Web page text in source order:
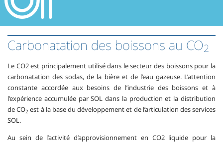
Carbonatation des boissons au CO2
Le CO2 est principalement utilisé dans le secteur des boissons pour la
carbonatation des sodas, de la bière et de l’eau gazeuse. L’attention
constante accordée aux besoins de l’industrie des boissons et à
l’expérience accumulée par SOL dans la production et la distribution
de CO2 est à la base du développement et de l’articulation des services
SOL.
Au sein de l’activité d’approvisionnement en CO2 liquide pour la